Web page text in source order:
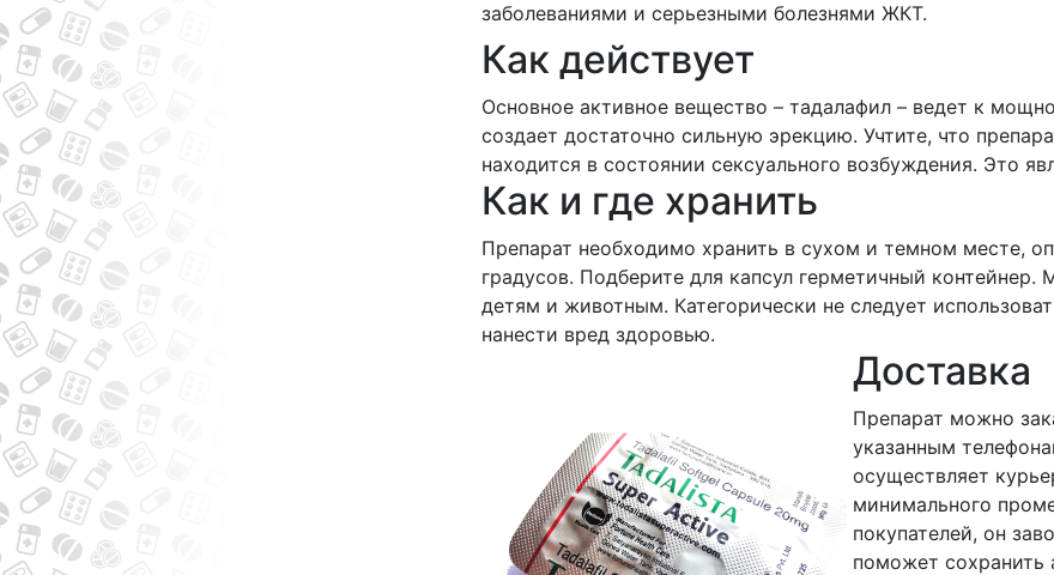
заболеваниями и серьезными болезнями ЖКТ.
Как действует
Основное активное вещество – тадалафил – ведет к
создает достаточно сильную эрекцию. Учтите, что
находится в состоянии сексуального возбуждения. Это
Как и где хранить
Препарат необходимо хранить в сухом и темном месте,
градусов. Подберите для капсул герметичный
детям и животным. Категорически не следует
нанести вред здоровью.
Доставка
Препарат можно
указанным
осуществляет
минимального
покупателей, он
поможет сохранить